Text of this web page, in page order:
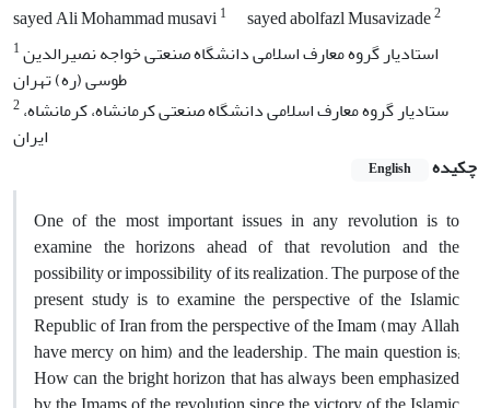
sayed Ali Mohammad musavi1 sayed abolfazl Musavizade2
1
طوسی (ره) تهران
2
ایران
چکیده
English
One of the most important issues in any revolution is to
examine the horizons ahead of that revolution and the
possibility or impossibility of its realization. The purpose of the
present study is to examine the perspective of the Islamic
Republic of Iran from the perspective of the Imam (may Allah
have mercy on him) and the leadership. The main question is;
How can the bright horizon that has always been emphasized